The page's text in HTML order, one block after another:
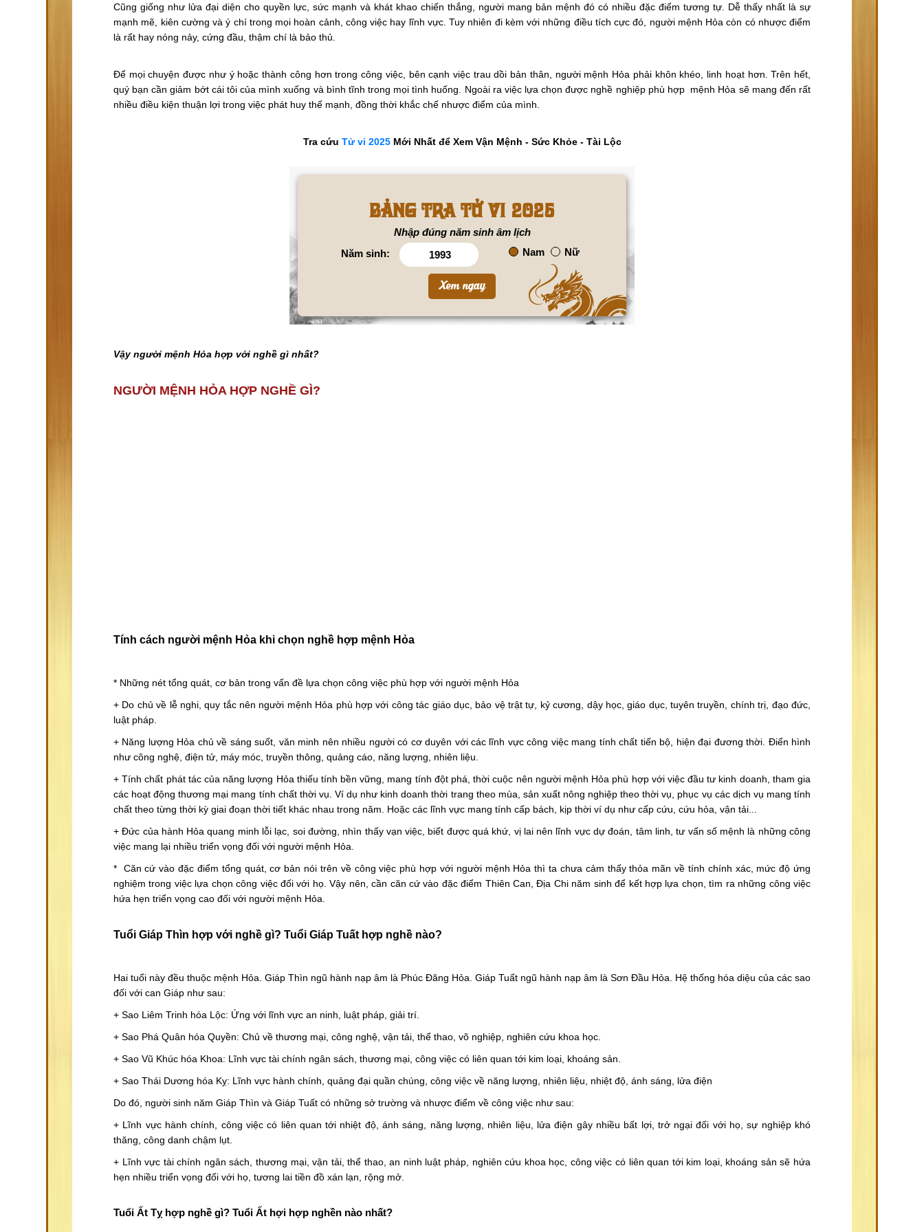
Cũng giống như lửa đại diện cho quyền lực, sức mạnh và khát khao chiến thắng, người mang bản mệnh đó có nhiều đặc điểm tương tự. Dễ thấy nhất là sự
mạnh mẽ, kiên cường và ý chí trong mọi hoàn cảnh, công việc hay lĩnh vực. Tuy nhiên đi kèm với những điều tích cực đó, người mệnh Hỏa còn có nhược điểm
là rất hay nóng nảy, cứng đầu, thậm chí là bảo thủ.
Để mọi chuyện được như ý hoặc thành công hơn trong công việc, bên cạnh việc trau dồi bản thân, người mệnh Hỏa phải khôn khéo, linh hoạt hơn. Trên hết,
quý bạn cần giảm bớt cái tôi của mình xuống và bình tĩnh trong mọi tình huống. Ngoài ra việc lựa chọn được nghề nghiệp phù hợp mệnh Hỏa sẽ mang đến rất
nhiều điều kiện thuận lợi trong việc phát huy thế mạnh, đồng thời khắc chế nhược điểm của mình.
Tra cứu Tử vi 2025Mới Nhất để Xem Vận Mệnh - Sức Khỏe - Tài Lộc
Bảng tra tử vi 2025
Nhập đúng năm sinh âm lịch
Năm sinh:
Nam Nữ
Vậy người mệnh Hỏa hợp với nghề gì nhất?
NGƯỜI MỆNH HỎA HỢP NGHỀ GÌ?
Tính cách người mệnh Hỏa khi chọn nghề hợp mệnh Hỏa
* Những nét tổng quát, cơ bản trong vấn đề lựa chọn công việc phù hợp với người mệnh Hỏa
+ Do chủ về lễ nghi, quy tắc nên người mệnh Hỏa phù hợp với công tác giáo dục, bảo vệ trật tự, kỷ cương, dậy học, giáo dục, tuyên truyền, chính trị, đạo đức,
luật pháp.
+ Năng lượng Hỏa chủ về sáng suốt, văn minh nên nhiều người có cơ duyên với các lĩnh vực công việc mang tính chất tiến bộ, hiện đại đương thời. Điển hình
như công nghệ, điện tử, máy móc, truyền thông, quảng cáo, năng lượng, nhiên liệu.
+ Tính chất phát tác của năng lượng Hỏa thiếu tính bền vững, mang tính đột phá, thời cuộc nên người mệnh Hỏa phù hợp với việc đầu tư kinh doanh, tham gia
các hoạt động thương mại mang tính chất thời vụ. Ví dụ như kinh doanh thời trang theo mùa, sản xuất nông nghiệp theo thời vụ, phục vụ các dịch vụ mang tính
chất theo từng thời kỳ giai đoạn thời tiết khác nhau trong năm. Hoặc các lĩnh vực mang tính cấp bách, kịp thời ví dụ như cấp cứu, cứu hỏa, vận tải...
+ Đức của hành Hỏa quang minh lỗi lạc, soi đường, nhìn thấy vạn việc, biết được quá khứ, vị lai nên lĩnh vực dự đoán, tâm linh, tư vấn số mệnh là những công
việc mang lại nhiều triển vọng đối với người mệnh Hỏa.
* Căn cứ vào đặc điểm tổng quát, cơ bản nói trên về công việc phù hợp với người mệnh Hỏa thì ta chưa cảm thấy thỏa mãn về tính chính xác, mức độ ứng
nghiệm trong việc lựa chọn công việc đối với họ. Vậy nên, cần căn cứ vào đặc điểm Thiên Can, Địa Chi năm sinh để kết hợp lựa chọn, tìm ra những công việc
hứa hẹn triển vọng cao đối với người mệnh Hỏa.
Tuổi Giáp Thìn hợp với nghề gì? Tuổi Giáp Tuất hợp nghề nào?
Hai tuổi này đều thuộc mệnh Hỏa. Giáp Thìn ngũ hành nạp âm là Phúc Đăng Hỏa. Giáp Tuất ngũ hành nạp âm là Sơn Đầu Hỏa. Hệ thống hóa diệu của các sao
đối với can Giáp như sau:
+ Sao Liêm Trinh hóa Lộc: Ứng với lĩnh vực an ninh, luật pháp, giải trí.
+ Sao Phá Quân hóa Quyền: Chủ về thương mại, công nghệ, vận tải, thể thao, võ nghiệp, nghiên cứu khoa học.
+ Sao Vũ Khúc hóa Khoa: Lĩnh vực tài chính ngân sách, thương mại, công việc có liên quan tới kim loại, khoáng sản.
+ Sao Thái Dương hóa Kỵ: Lĩnh vực hành chính, quảng đại quần chúng, công việc về năng lượng, nhiên liệu, nhiệt độ, ánh sáng, lửa điện
Do đó, người sinh năm Giáp Thìn và Giáp Tuất có những sở trường và nhược điểm về công việc như sau:
+ Lĩnh vực hành chính, công việc có liên quan tới nhiệt độ, ánh sáng, năng lượng, nhiên liệu, lửa điện gây nhiều bất lợi, trở ngại đối với họ, sự nghiệp khó
thăng, công danh chậm lụt.
+ Lĩnh vực tài chính ngân sách, thương mại, vận tải, thể thao, an ninh luật pháp, nghiên cứu khoa học, công việc có liên quan tới kim loại, khoáng sản sẽ hứa
hẹn nhiều triển vọng đối với họ, tương lai tiền đồ xán lạn, rộng mở.
Tuổi Ất Tỵ hợp nghề gì? Tuổi Ất hợi hợp nghền nào nhất?